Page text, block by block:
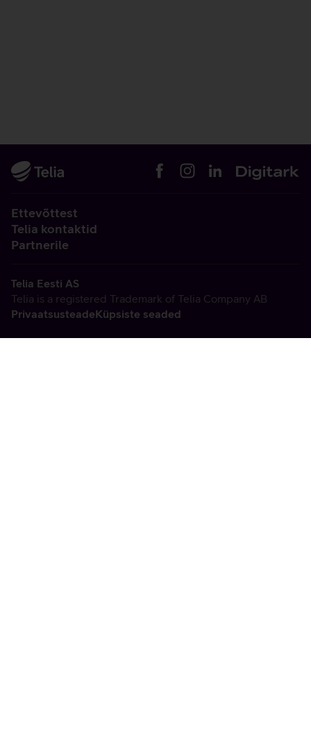
Ettevõttest
Telia kontaktid
Partnerile
Telia Eesti AS
Telia is a registered Trademark of Telia Company AB
PrivaatsusteadeKüpsiste seaded